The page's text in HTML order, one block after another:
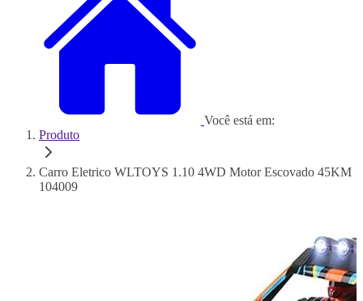
Você está em:
Produto
Carro Eletrico WLTOYS 1.10 4WD Motor Escovado 45KM
104009